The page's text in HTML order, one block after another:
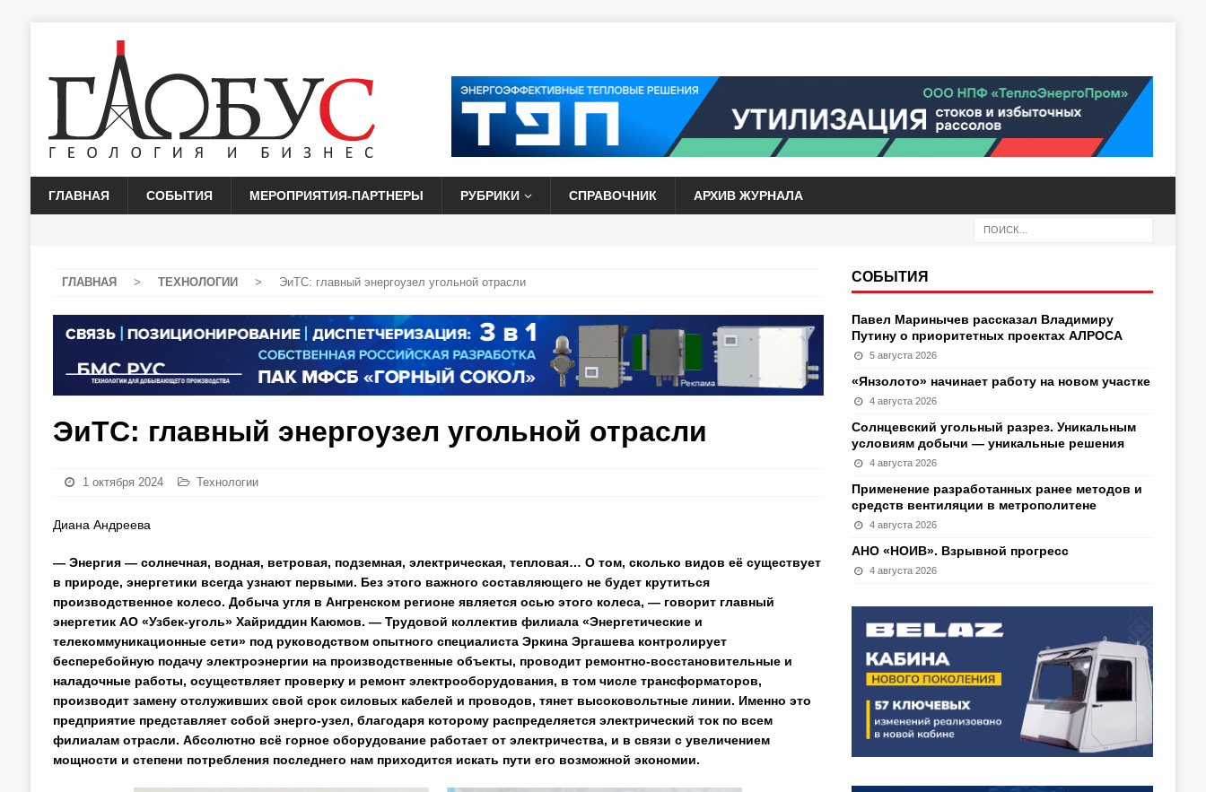
ГЛАВНАЯ СОБЫТИЯ МЕРОПРИЯТИЯ-ПАРТНЕРЫ РУБРИКИ СПРАВОЧНИК АРХИВ ЖУРНАЛА
ГЛАВНАЯ > ТЕХНОЛОГИИ > ЭиТС: главный энергоузел угольной отрасли
ЭиТС: главный энергоузел угольной отрасли
1 октября 2024 Технологии
Диана Андреева
— Энергия — солнечная, водная, ветровая, подземная, электрическая, тепловая… О том, сколько видов её существует
в природе, энергетики всегда узнают первыми. Без этого важного составляющего не будет крутиться
производственное колесо. Добыча угля в Ангренском регионе является осью этого колеса, — говорит главный
энергетик АО «Узбек-уголь» Хайриддин Каюмов. — Трудовой коллектив филиала «Энергетические и
телекоммуникационные сети» под руководством опытного специалиста Эркина Эргашева контролирует
бесперебойную подачу электроэнергии на производственные объекты, проводит ремонтно-восстановительные и
наладочные работы, осуществляет проверку и ремонт электрооборудования, в том числе трансформаторов,
производит замену отслуживших свой срок силовых кабелей и проводов, тянет высоковольтные линии. Именно это
предприятие представляет собой энерго-узел, благодаря которому распределяется электрический ток по всем
филиалам отрасли. Абсолютно всё горное оборудование работает от электричества, и в связи с увеличением
мощности и степени потребления последнего нам приходится искать пути его возможной экономии.
СОБЫТИЯ
Павел Маринычев рассказал Владимиру
Путину о приоритетных проектах АЛРОСА
5 августа 2026
«Янзолото» начинает работу на новом участке
4 августа 2026
Солнцевский угольный разрез. Уникальным
условиям добычи — уникальные решения
4 августа 2026
Применение разработанных ранее методов и
средств вентиляции в метрополитене
4 августа 2026
АНО «НОИВ». Взрывной прогресс
4 августа 2026